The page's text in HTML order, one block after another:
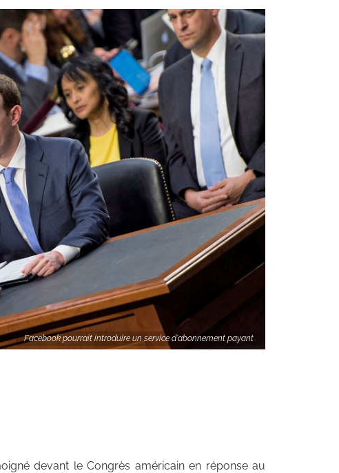
Facebook pourrait introduire un service d'abonnement payant
devant le Congrès américain en réponse au